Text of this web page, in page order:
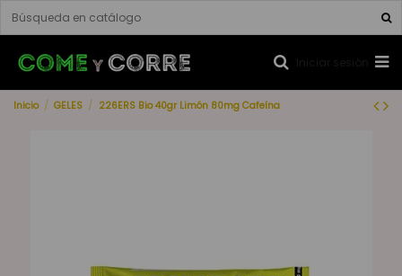
Iniciar sesión
Inicio GELES 226ERS Bio 40gr Limón 80mg Cafeína